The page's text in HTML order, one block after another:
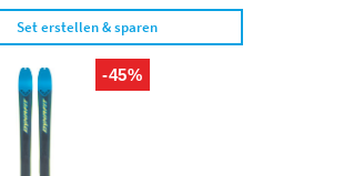
Set erstellen & sparen
-45%